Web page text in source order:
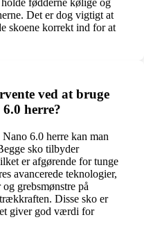
Det er dog vigtigt at
skoene korrekt ind for at
ved at bruge
herre?
6.0 herre kan man
sko tilbyder
er afgørende for tunge
avancerede teknologier,
grebsmønstre på
Disse sko er
giver god værdi for